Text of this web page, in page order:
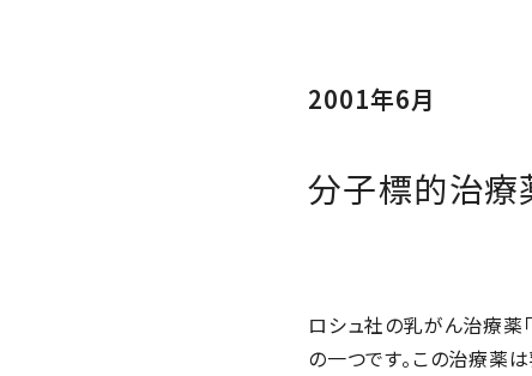
2001年6月
分子標的治療
ロシュ社の乳がん治療薬
の一つです。この治療薬